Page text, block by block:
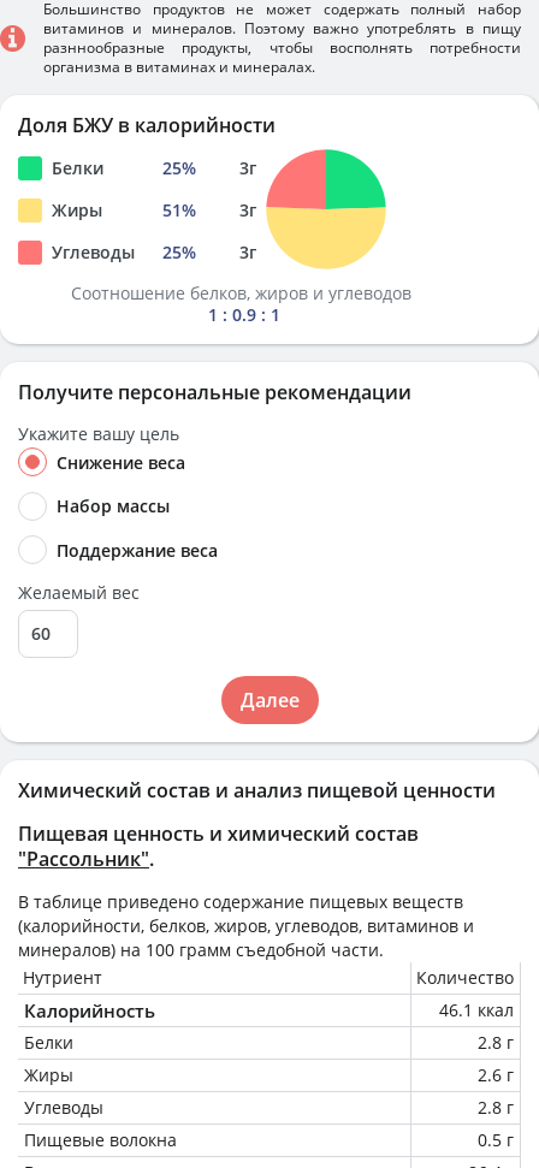
Химический состав и анализ пищевой ценности
Пищевая ценность и химический состав
"Рассольник".
В таблице приведено содержание пищевых веществ
(калорийности, белков, жиров, углеводов, витаминов и
минералов) на 100 грамм съедобной части.
Нутриент
Количество
Калорийность
46.1 ккал
Белки
2.8 г
Жиры
2.6 г
Углеводы
2.8 г
Пищевые волокна
0.5 г
Большинство продуктов не может содержать полный набор
витаминов и минералов. Поэтому важно употреблять в пищу
разннообразные продукты, чтобы восполнять потребности
организма в витаминах и минералах.
Доля БЖУ в калорийности
Белки 25% 3г
Жиры
51% 3г
Углеводы
25% 3г
Соотношение белков, жиров и углеводов
1 : 0.9 : 1
Получите персональные рекомендации
Укажите вашу цель
Снижение веса
Набор массы
Поддержание веса
Желаемый вес
Далее